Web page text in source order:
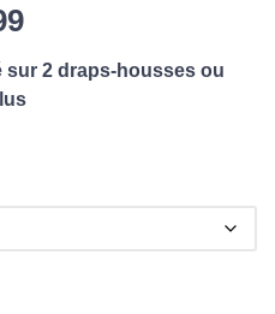
Plage de prix :
sur 2 draps-housses ou